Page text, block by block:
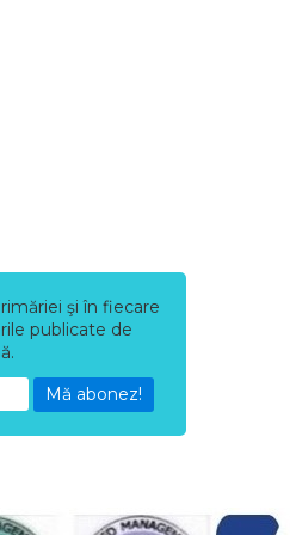
şi în fiecare
publicate de
Mă abonez!